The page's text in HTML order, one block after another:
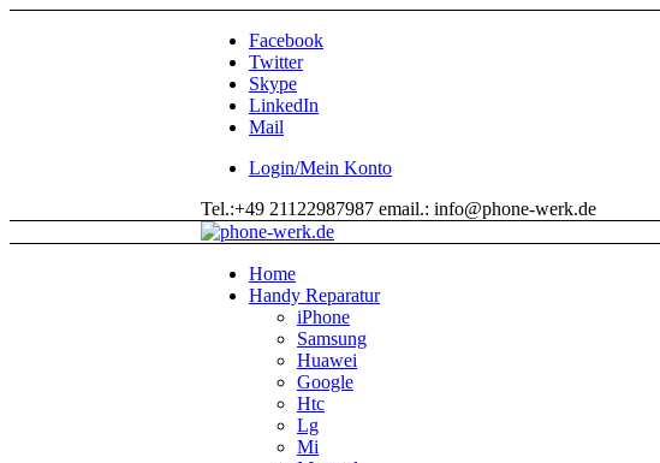
Facebook
Twitter
Skype
LinkedIn
Mail
Login/Mein Konto
Tel.:+49 21122987987 email.: info@phone-werk.de
Home
Handy Reparatur
iPhone
Samsung
Huawei
Google
Htc
Lg
Mi